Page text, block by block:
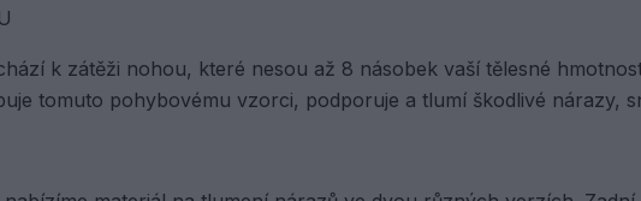
k zátěži nohou, které nesou až 8 násobek vaší tělesné
tomuto pohybovému vzorci, podporuje a tlumí škodlivé nárazy,